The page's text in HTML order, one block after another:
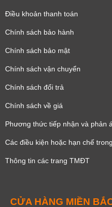
Điều khoản thanh toán
Chính sách bảo hành
Chính sách bảo mật
Chính sách vận chuyển
Chính sách đổi trả
Chính sách về giá
Phương thức tiếp nhận và phản
Các điều kiện hoặc hạn chế
Thông tin các trang TMĐT
CỬA HÀNG MIỀN